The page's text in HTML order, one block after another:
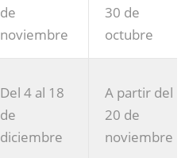
de
noviembre
30 de
octubre
Del 4 al 18
de
diciembre
A partir del
20 de
noviembre